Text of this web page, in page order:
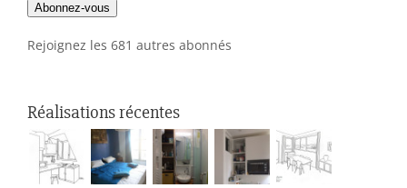
mail
Abonnez-vous
Rejoignez les 681 autres abonnés
Réalisations récentes